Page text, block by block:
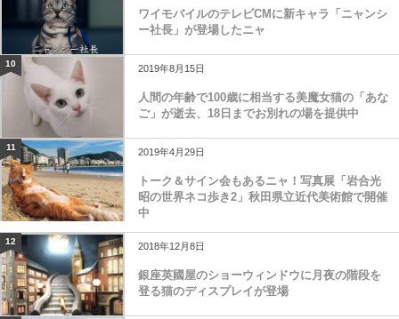
ワイモバイルのテレビCMに新キャラ「ニャンシ
ー社長」が登場したニャ
10 2019年8月15日
人間の年齢で100歳に相当する美魔女猫の「あな
ご」が逝去、18日までお別れの場を提供中
11 2019年4月29日
トーク＆サイン会もあるニャ！写真展「岩合光
昭の世界ネコ歩き2」秋田県立近代美術館で開催
中
12 2018年12月8日
銀座英國屋のショーウィンドウに月夜の階段を
登る猫のディスプレイが登場